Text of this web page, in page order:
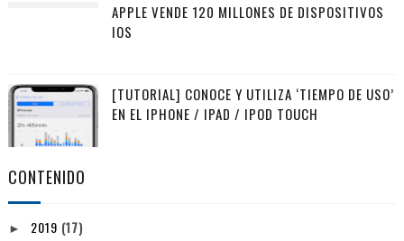
APPLE VENDE 120 MILLONES DE DISPOSITIVOS
IOS
[TUTORIAL] CONOCE Y UTILIZA ‘TIEMPO DE USO’
EN EL IPHONE / IPAD / IPOD TOUCH
CONTENIDO
► 2019 (17)